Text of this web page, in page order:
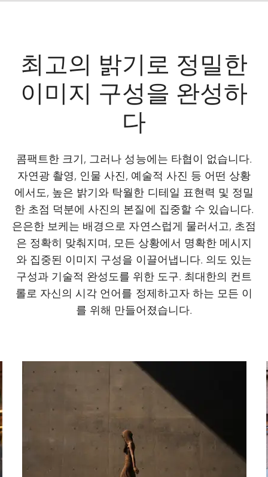
최고의 밝기로 정밀한
이미지 구성을 완성하
다
콤팩트한 크기, 그러나 성능에는 타협이 없습니다.
자연광 촬영, 인물 사진, 예술적 사진 등 어떤 상황
에서도, 높은 밝기와 탁월한 디테일 표현력 및 정밀
한 초점 덕분에 사진의 본질에 집중할 수 있습니다.
은은한 보케는 배경으로 자연스럽게 물러서고, 초점
은 정확히 맞춰지며, 모든 상황에서 명확한 메시지
와 집중된 이미지 구성을 이끌어냅니다. 의도 있는
구성과 기술적 완성도를 위한 도구. 최대한의 컨트
롤로 자신의 시각 언어를 정제하고자 하는 모든 이
를 위해 만들어졌습니다.